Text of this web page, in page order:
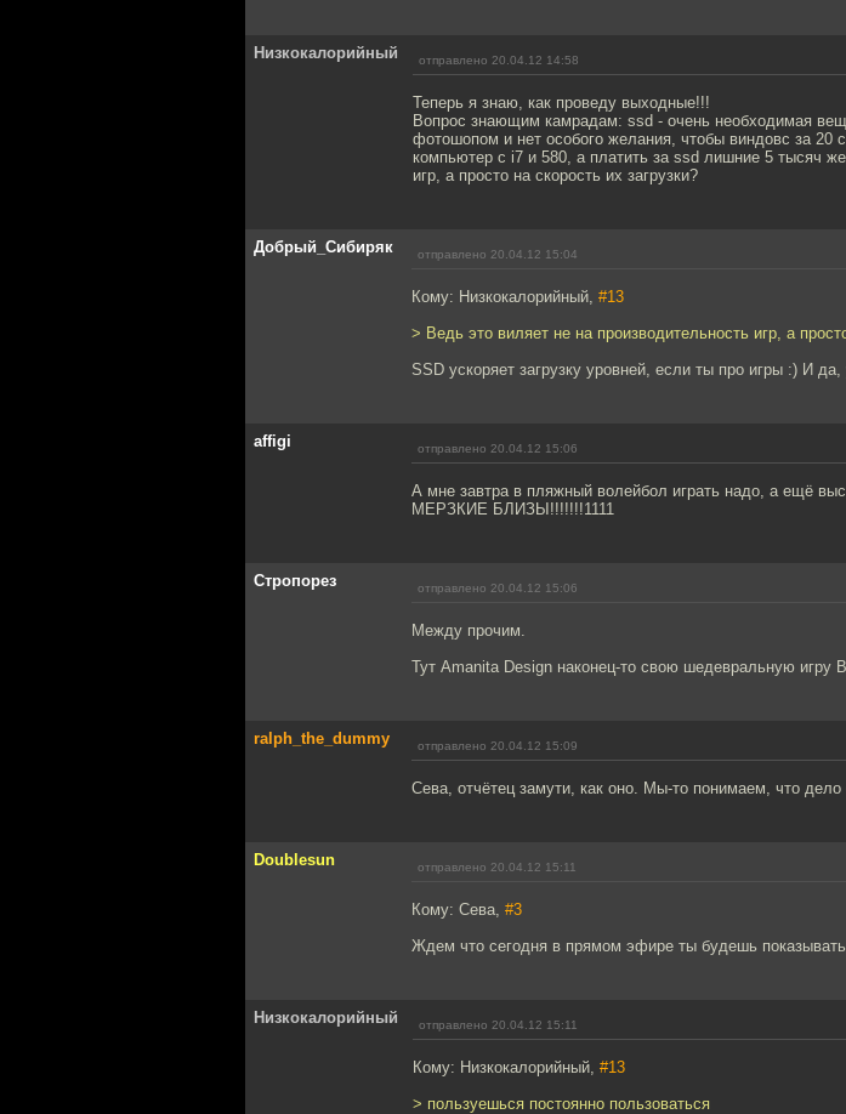
Низкокалорийный отправлено 20.04.12 14:58
Теперь я знаю, как проведу выходные!!!
Вопрос знающим камрадам: ssd - очень необходимая
фотошопом и нет особого желания, чтобы виндовс за 20
компьютер с i7 и 580, а платить за ssd лишние 5 тысяч
игр, а просто на скорость их загрузки?
Добрый_Сибиряк отправлено 20.04.12 15:04
Кому: Низкокалорийный, #13
> Ведь это виляет не на производительность игр, а
SSD ускоряет загрузку уровней, если ты про игры :) И
affigi отправлено 20.04.12 15:06
А мне завтра в пляжный волейбол играть надо, а ещё
МЕРЗКИЕ БЛИЗЫ!!!!!!!1111
Стропорез отправлено 20.04.12 15:06
Между прочим.
Тут Amanita Design наконец-то свою шедевральную игру
ralph_the_dummy отправлено 20.04.12 15:09
Сева, отчётец замути, как оно. Мы-то понимаем, что
Doublesun отправлено 20.04.12 15:11
Кому: Сева, #3
Ждем что сегодня в прямом эфире ты будешь
Низкокалорийный отправлено 20.04.12 15:11
Кому: Низкокалорийный, #13
> пользуешься постоянно пользоваться